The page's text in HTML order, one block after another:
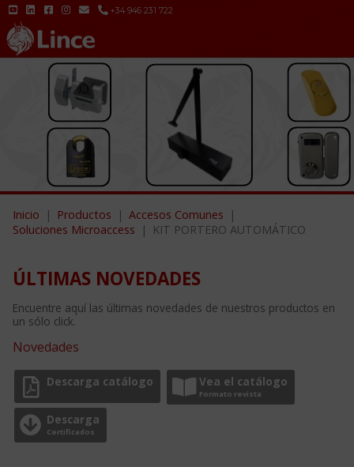
+34 946 231 722
Inicio Productos
Accesos Comunes
Soluciones Microaccess
KIT PORTERO AUTOMÁTICO
ÚLTIMAS NOVEDADES
Encuentre aquí las últimas novedades de nuestros productos en
un sólo click.
Novedades
Descarga catálogo Vea el catálogo
Formato revista
Descarga
Certificados